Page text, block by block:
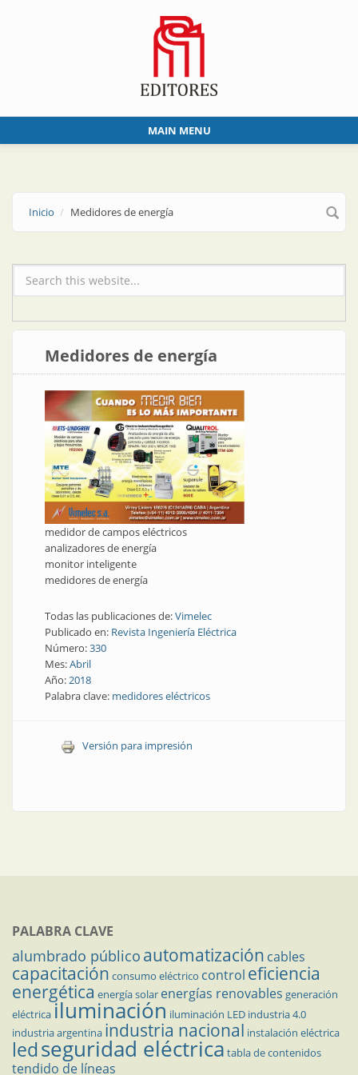
MAIN MENU
Inicio Medidores de energía
Formulario de búsqueda
Medidores de energía
medidor de campos eléctricos
analizadores de energía
monitor inteligente
medidores de energía
Todas las publicaciones de:Vimelec
Publicado en: Revista Ingeniería Eléctrica
Número:330
Mes:Abril
Año:2018
Palabra clave: medidores eléctricos
Versión para impresión
PALABRA CLAVE
alumbrado público automatización cables
capacitación consumo eléctrico control eficiencia
energética energía solar energías renovables generación
eléctricailuminación iluminación LED industria 4.0
industria argentina industria nacional instalación eléctrica
ledseguridad eléctrica tabla de contenidos
tendido de líneas